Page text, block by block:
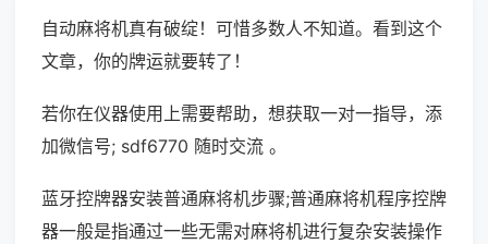
自动麻将机真有破绽！可惜多数人不知道。看到这个
文章，你的牌运就要转了！
若你在仪器使用上需要帮助，想获取一对一指导，添
加微信号; sdf6770 随时交流 。
蓝牙控牌器安装普通麻将机步骤;普通麻将机程序控牌
器一般是指通过一些无需对麻将机进行复杂安装操作